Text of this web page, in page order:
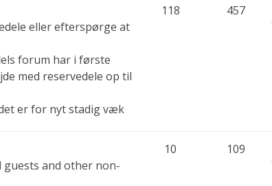
eller efterspørge at
forum har i første
med reservedele op til
er for nyt stadig væk
118 457
and other non-
10 109